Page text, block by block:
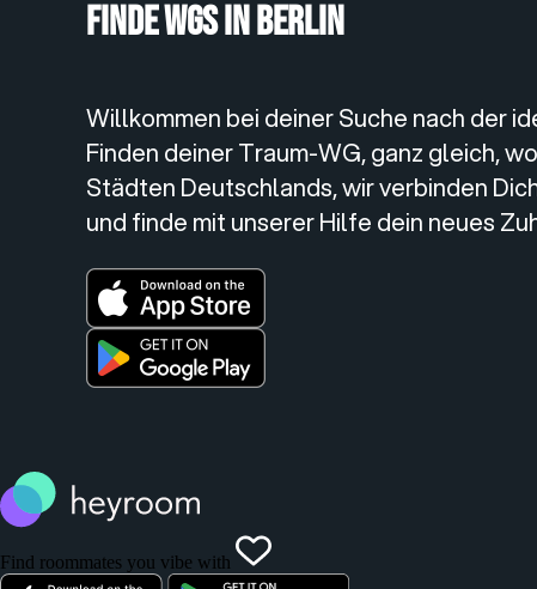
Finde WGs in Berlin
Willkommen bei deiner Suche nach der
Finden deiner Traum-WG, ganz gleich,
Städten Deutschlands, wir verbinden
und finde mit unserer Hilfe dein neues
Find roommates you vibe with